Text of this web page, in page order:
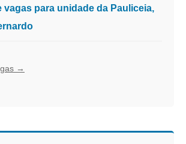
vagas para unidade da Pauliceia,
→